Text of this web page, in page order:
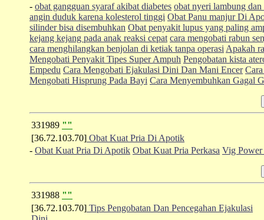
- obat gangguan syaraf akibat diabetes obat nyeri lambung
angin duduk karena kolesterol tinggi Obat Panu manjur Di
silinder bisa disembuhkan Obat penyakit lupus yang paling
kejang kejang pada anak reaksi cepat cara mengobati rabun
cara menghilangkan benjolan di ketiak tanpa operasi Apakah
Mengobati Penyakit Tipes Super Ampuh Pengobatan kista
Empedu Cara Mengobati Ejakulasi Dini Dan Mani Encer
Mengobati Hisprung Pada Bayi Cara Menyembuhkan Gagal
331989 ""
[36.72.103.70] Obat Kuat Pria Di Apotik
- Obat Kuat Pria Di Apotik Obat Kuat Pria Perkasa Vig
331988 ""
[36.72.103.70] Tips Pengobatan Dan Pencegahan Ejakulasi